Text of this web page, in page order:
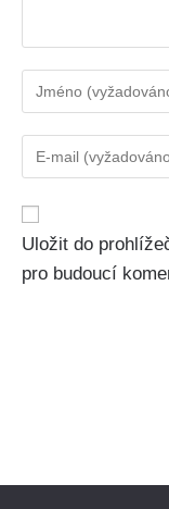
Uložit do
pro budoucí